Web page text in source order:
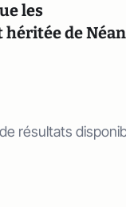
les
héritée de
résultats